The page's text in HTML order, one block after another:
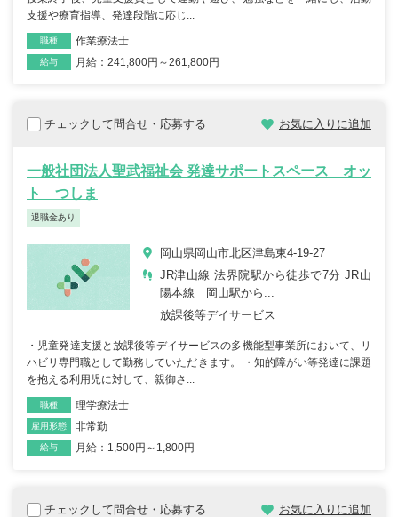
支援や療育指導、発達段階に応じ...
職種 作業療法士
雇用形態
給与 月給：241,800円～261,800円
チェックして問合せ・応募する お気に入りに追加
一般社団法人聖武福祉会 発達サポートスペース オッ
ト つしま
退職金あり
岡山県岡山市北区津島東4-19-27
JR津山線 法界院駅から徒歩で7分 JR山
陽本線 岡山駅から...
放課後等デイサービス
・児童発達支援と放課後等デイサービスの多機能型事業所において、リ
ハビリ専門職として勤務していただきます。 ・知的障がい等発達に課題
を抱える利用児に対して、親御さ...
職種 理学療法士
雇用形態 非常勤
給与 月給：1,500円～1,800円
チェックして問合せ・応募する お気に入りに追加